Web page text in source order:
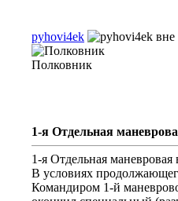
pyhovi4ek
Полковник
1-я Отдельная
1-я Отдельная маневровая
В условиях
Командиром 1-й